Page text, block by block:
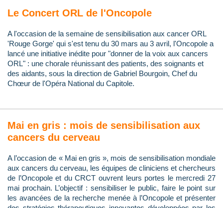
Le Concert ORL de l'Oncopole
A l'occasion de la semaine de sensibilisation aux cancer ORL
'Rouge Gorge' qui s'est tenu du 30 mars au 3 avril, l'Oncopole a
lancé une initiative inédite pour "donner de la voix aux cancers
ORL" : une chorale réunissant des patients, des soignants et
des aidants, sous la direction de Gabriel Bourgoin, Chef du
Chœur de l'Opéra National du Capitole.
Mai en gris : mois de sensibilisation aux
cancers du cerveau
A l’occasion de « Mai en gris », mois de sensibilisation mondiale
aux cancers du cerveau, les équipes de cliniciens et chercheurs
de l’Oncopole et du CRCT ouvrent leurs portes le mercredi 27
mai prochain. L’objectif : sensibiliser le public, faire le point sur
les avancées de la recherche menée à l’Oncopole et présenter